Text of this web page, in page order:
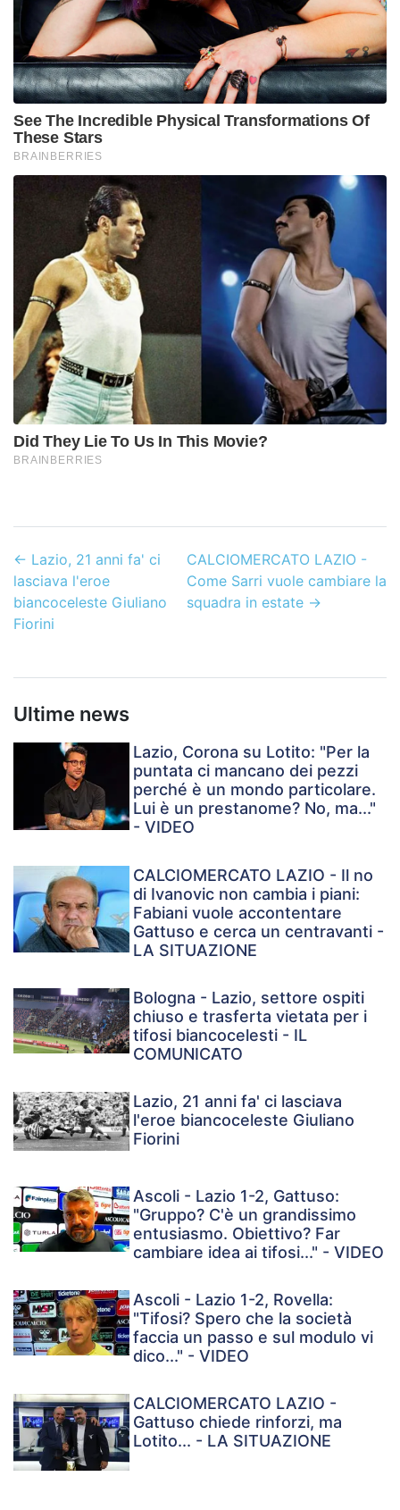
← Lazio, 21 anni fa' ci
lasciava l'eroe
biancoceleste Giuliano
Fiorini
CALCIOMERCATO LAZIO -
Come Sarri vuole cambiare la
squadra in estate→
Ultime news
Lazio, Corona su Lotito: "Per la
puntata ci mancano dei pezzi
perché è un mondo particolare.
Lui è un prestanome? No, ma..."
- VIDEO
CALCIOMERCATO LAZIO - Il no
di Ivanovic non cambia i piani:
Fabiani vuole accontentare
Gattuso e cerca un centravanti -
LA SITUAZIONE
Bologna - Lazio, settore ospiti
chiuso e trasferta vietata per i
tifosi biancocelesti - IL
COMUNICATO
Lazio, 21 anni fa' ci lasciava
l'eroe biancoceleste Giuliano
Fiorini
Ascoli - Lazio 1-2, Gattuso:
"Gruppo? C'è un grandissimo
entusiasmo. Obiettivo? Far
cambiare idea ai tifosi..." - VIDEO
Ascoli - Lazio 1-2, Rovella:
"Tifosi? Spero che la società
faccia un passo e sul modulo vi
dico..." - VIDEO
CALCIOMERCATO LAZIO -
Gattuso chiede rinforzi, ma
Lotito... - LA SITUAZIONE